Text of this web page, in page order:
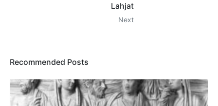
Lahjat
Next
Recommended Posts